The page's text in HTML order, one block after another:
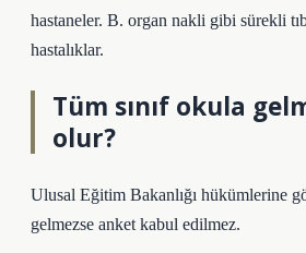
hastaneler. B. organ nakli gibi sürekli
hastalıklar.
Tüm sınıf okula
olur?
Ulusal Eğitim Bakanlığı hükümlerine
gelmezse anket kabul edilmez.